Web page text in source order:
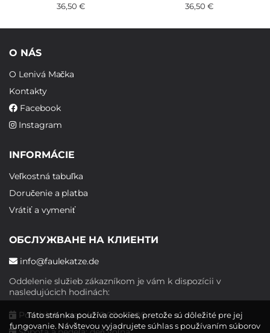
36,50 € 36,50 €
O NÁS
O Lenivá Mačka
Kontakty
Facebook
Instagram
INFORMÁCIE
Veľkostná tabuľka
Doručenie a platba
Vrátiť a vymeniť
ОБСЛУЖВАНЕ НА КЛИЕНТИ
info@faulekatze.de
Oddelenie služieb zákazníkom je vám k dispozícii v
nasledujúcich hodinách:
Pondelok - piatok: 10:00 - 19:00
Táto stránka používa cookies, pretože sú dôležité pre jej
fungovanie. Návštevou vyjadrujete súhlas s používaním súborov